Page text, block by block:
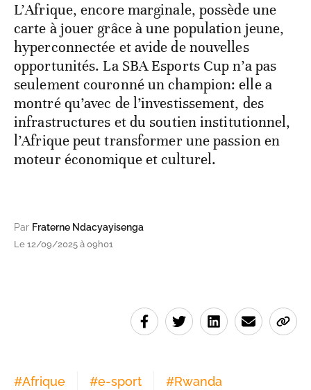
L’Afrique, encore marginale, possède une
carte à jouer grâce à une population jeune,
hyperconnectée et avide de nouvelles
opportunités. La SBA Esports Cup n’a pas
seulement couronné un champion: elle a
montré qu’avec de l’investissement, des
infrastructures et du soutien institutionnel,
l’Afrique peut transformer une passion en
moteur économique et culturel.
Par Fraterne Ndacyayisenga
Le 12/09/2025 à 09h01
#Afrique #e-sport #Rwanda